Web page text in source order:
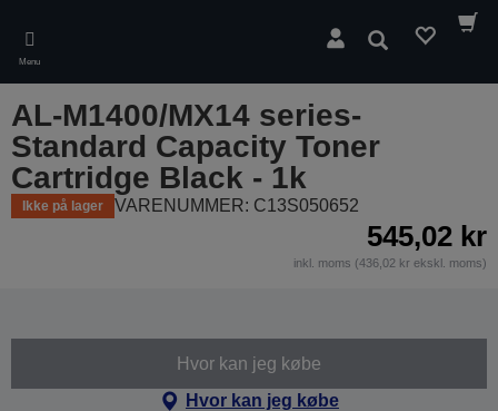
main
content
Menu
Søg
AL-M1400/MX14 series-
Standard Capacity Toner
Cartridge Black - 1k
Ikke på lager VARENUMMER: C13S050652
545,02 kr
inkl. moms (436,02 kr ekskl. moms)
Hvor kan jeg købe
Hvor kan jeg købe